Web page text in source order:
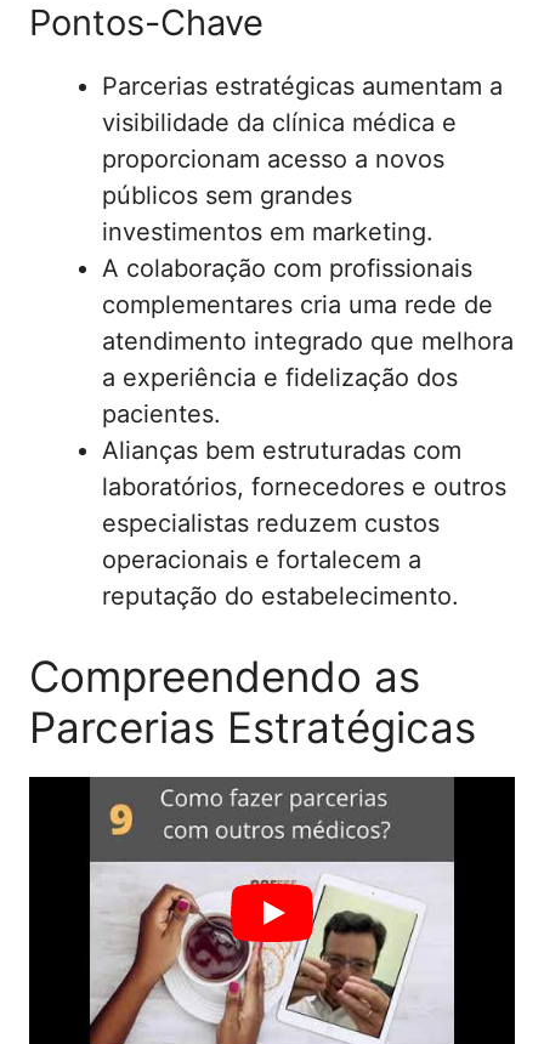
Pontos-Chave
Parcerias estratégicas aumentam a
visibilidade da clínica médica e
proporcionam acesso a novos
públicos sem grandes
investimentos em marketing.
A colaboração com profissionais
complementares cria uma rede de
atendimento integrado que melhora
a experiência e fidelização dos
pacientes.
Alianças bem estruturadas com
laboratórios, fornecedores e outros
especialistas reduzem custos
operacionais e fortalecem a
reputação do estabelecimento.
Compreendendo as
Parcerias Estratégicas